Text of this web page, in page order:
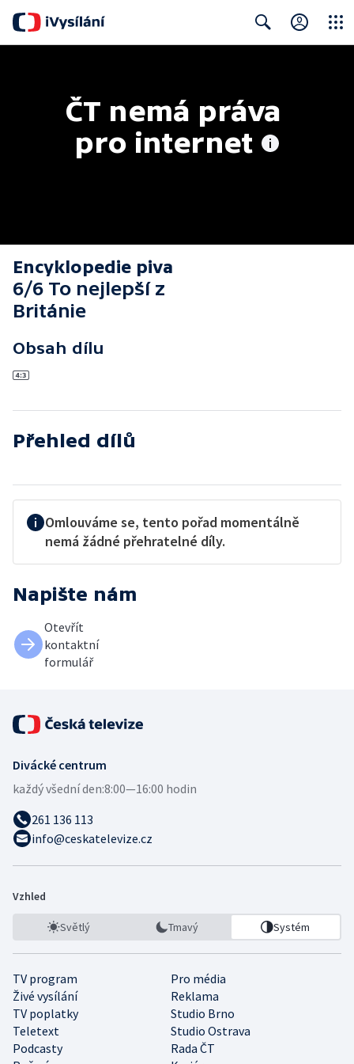
ČT nemá práva
pro internet
Encyklopedie piva
6/6 To nejlepší z
Británie
Obsah dílu
Přehled dílů
Omlouváme se, tento pořad momentálně
nemá žádné přehratelné díly.
Napište nám
Otevřít
kontaktní
formulář
Divácké centrum
každý všední den:8:00—16:00 hodin
261 136 113
info@ceskatelevize.cz
Vzhled
Světlý Tmavý Systém
TV program
Pro média
Živé vysílání
Reklama
TV poplatky
Studio Brno
Teletext
Studio Ostrava
Podcasty
Rada ČT